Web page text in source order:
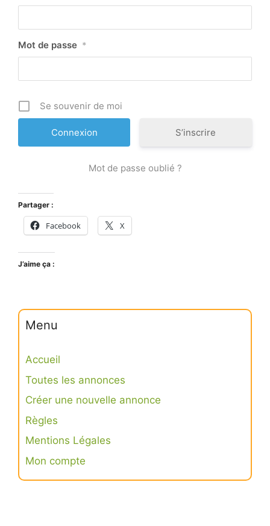
Mot de passe *
Se souvenir de moi
S’inscrire
Mot de passe oublié ?
Partager :
Facebook X
J’aime ça :
Menu
Accueil
Toutes les annonces
Créer une nouvelle annonce
Règles
Mentions Légales
Mon compte
Connexion